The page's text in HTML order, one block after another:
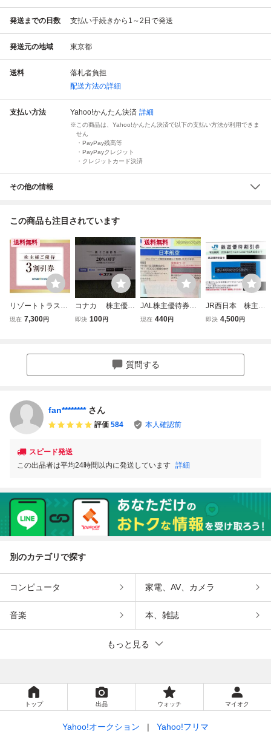
発送までの日数 支払い手続きから1～2日で発送
発送元の地域 東京都
送料
落札者負担
配送方法の詳細
支払い方法 Yahoo!かんたん決済 詳細
この商品は、Yahoo!かんたん決済で以下の支払い方法が利用できま
せん
・PayPay残高等
・PayPayクレジット
・クレジットカード決済
その他の情報
この商品も注目されています
送料無料
リゾートトラスト
株主優待３割引券
現在 7,300円
コナカ 株主優待
券 株主ご優待
即決 100円
送料無料
JAL株主優待券
株主割引券 202
現在 440円
JR西日本 株主優
待鉄道割引券 20
即決 4,500円
質問する
fan******** さん
評価 584 本人確認前
スピード発送
この出品者は平均24時間以内に発送しています 詳細
別のカテゴリで探す
コンピュータ 家電、AV、カメラ
音楽 本、雑誌
もっと見る
トップ 出品 ウォッチ マイオク
Yahoo!オークション Yahoo!フリマ